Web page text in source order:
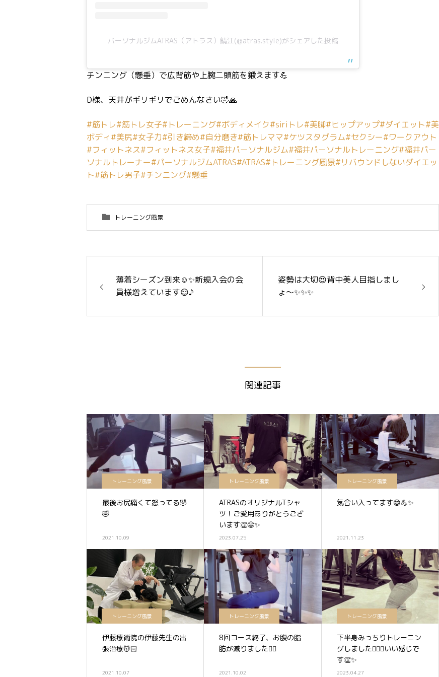
パーソナルジムATRAS（アトラス）鯖江(@atras.style)がシェアした投稿
チンニング（懸垂）で広背筋や上腕二頭筋を鍛えます💪
D様、天井がギリギリでごめんなさい🤣🙏
#筋トレ#筋トレ女子#トレーニング#ボディメイク#siriトレ#美脚#ヒップアップ#ダイエット#美
ボディ#美尻#女子力#引き締め#自分磨き#筋トレママ#ケツスタグラム#セクシー#ワークアウト
#フィットネス#フィットネス女子#福井パーソナルジム#福井パーソナルトレーニング#福井パー
ソナルトレーナー#パーソナルジムATRAS#ATRAS#トレーニング風景#リバウンドしないダイエッ
ト#筋トレ男子#チンニング#懸垂
トレーニング風景
薄着シーズン到来☺️✨新規入会の会
員様増えています😌♪
姿勢は大切😍背中美人目指しまし
ょ〜✨✨✨
関連記事
トレーニング風景
最後お尻痛くて怒ってる🤣
🤣
2021.10.09
トレーニング風景
ATRASのオリジナルTシャ
ツ！ご愛用ありがとうござ
います👏😄✨
2023.07.25
トレーニング風景
気合い入ってます😁💪✨
2021.11.23
トレーニング風景
伊藤療術院の伊藤先生の出
張治療💆🏻
2021.10.07
トレーニング風景
8回コース終了、お腹の脂
肪が減りました🙋‍♀️
2021.10.02
トレーニング風景
下半身みっちりトレーニン
グしました🏋️‍♀️🔥いい感じで
す👏✨
2023.04.27